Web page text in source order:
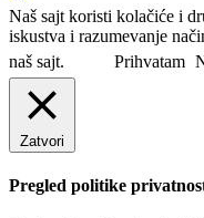
Naš sajt koristi kolačiće i
iskustva i razumevanje
naš sajt.
Prihvatam
Zatvori
Pregled politike